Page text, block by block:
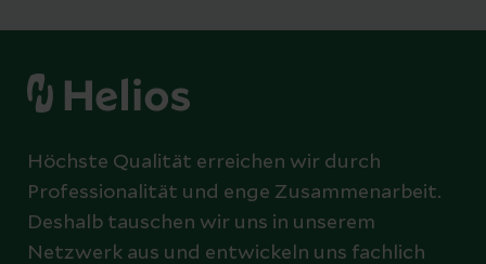
Höchste Qualität erreichen wir durch
Professionalität und enge Zusammenarbeit.
Deshalb tauschen wir uns in unserem
Netzwerk aus und entwickeln uns fachlich